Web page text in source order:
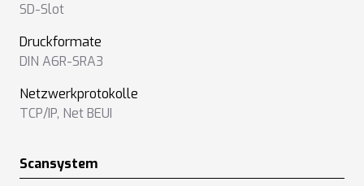
SD-Slot
Druckformate
DIN A6R-SRA3
Netzwerkprotokolle
TCP/IP, Net BEUI
Scansystem